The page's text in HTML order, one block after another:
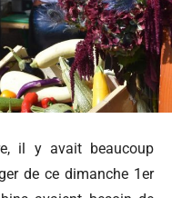
il y avait beaucoup
de ce dimanche 1er